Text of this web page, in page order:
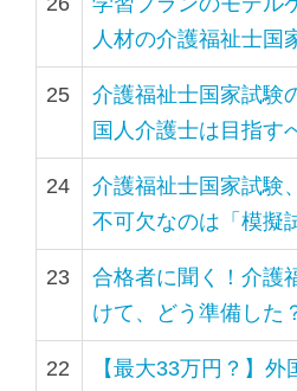
人材の介護福祉士国
25
介護福祉士国家試験
国人介護士は目指す
24
介護福祉士国家試験
不可欠なのは「模擬
23
合格者に聞く！介護
けて、どう準備した
22
【最大33万円？】外